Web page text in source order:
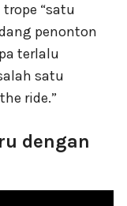
“satu
penonton
terlalu
satu
ride.”
dengan